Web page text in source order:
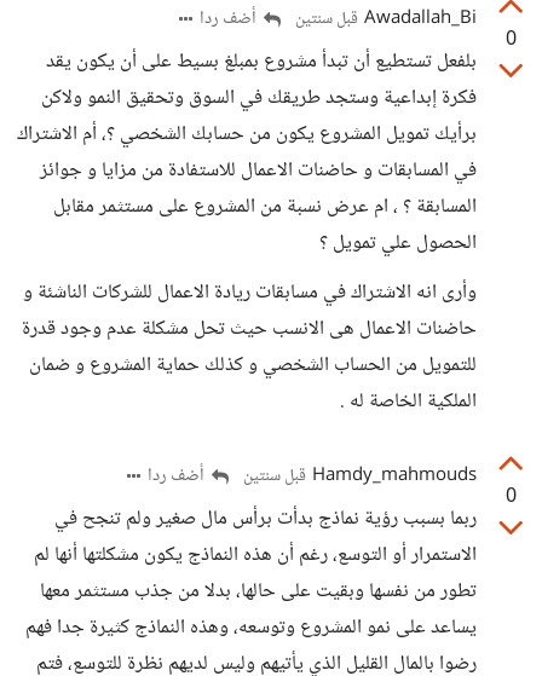
0
Awadallah_Bi قبل سنتين أضف ردا
بلفعل تستطيع أن تبدأ مشروع بمبلغ بسيط على أن يكون يقد
فكرة إبداعية وستجد طريقك في السوق وتحقيق النمو ولاكن
برأيك تمويل المشروع يكون من حسابك الشخصي ؟، أم الاشتراك
في المسابقات و حاضنات الاعمال للاستفادة من مزايا و جوائز
المسابقة ؟ ، ام عرض نسبة من المشروع على مستثمر مقابل
الحصول علي تمويل ؟
وأرى انه الاشتراك في مسابقات ريادة الاعمال للشركات الناشئة و
حاضنات الاعمال هى الانسب حيث تحل مشكلة عدم وجود قدرة
للتمويل من الحساب الشخصي و كذلك حماية المشروع و ضمان
الملكية الخاصة له .
0
Hamdy_mahmouds قبل سنتين أضف ردا
ربما بسبب رؤية نماذج بدأت برأس مال صغير ولم تنجح في
الاستمرار أو التوسع، رغم أن هذه النماذج يكون مشكلتها أنها لم
تطور من نفسها وبقيت على حالها، بدلا من جذب مستثمر معها
يساعد على نمو المشروع وتوسعه، وهذه النماذج كثيرة جدا فهم
رضوا بالمال القليل الذي يأتيهم وليس لديهم نظرة للتوسع، فتم